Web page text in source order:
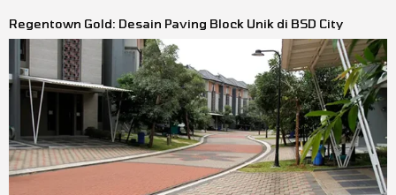
Regentown Gold: Desain Paving Block Unik di BSD City